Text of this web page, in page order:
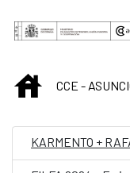
Saltar al contenido
INICIO
CCE -